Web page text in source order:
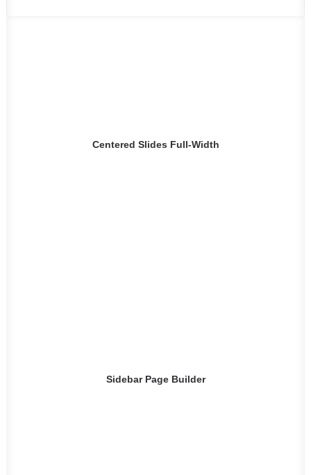
Centered Slides Full-Width
Sidebar Page Builder